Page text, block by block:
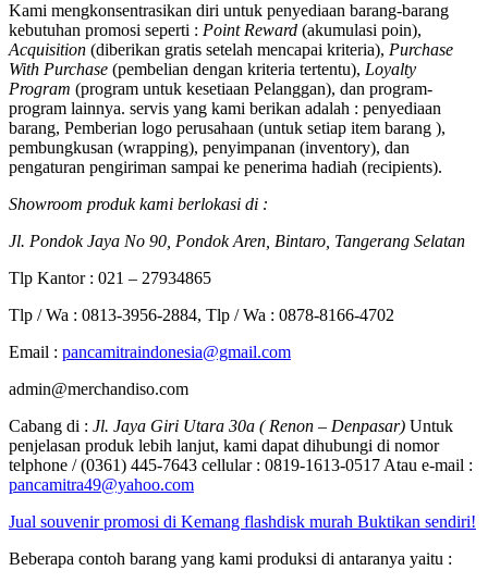
Kami mengkonsentrasikan diri untuk penyediaan barang-barang
kebutuhan promosi seperti : Point Reward (akumulasi poin),
Acquisition (diberikan gratis setelah mencapai kriteria), Purchase
With Purchase (pembelian dengan kriteria tertentu), Loyalty
Program (program untuk kesetiaan Pelanggan), dan program-
program lainnya. servis yang kami berikan adalah : penyediaan
barang, Pemberian logo perusahaan (untuk setiap item barang ),
pembungkusan (wrapping), penyimpanan (inventory), dan
pengaturan pengiriman sampai ke penerima hadiah (recipients).
Showroom produk kami berlokasi di :
Jl. Pondok Jaya No 90, Pondok Aren, Bintaro, Tangerang Selatan
Tlp Kantor : 021 – 27934865
Tlp / Wa : 0813-3956-2884, Tlp / Wa : 0878-8166-4702
Email : pancamitraindonesia@gmail.com
admin@merchandiso.com
Cabang di : Jl. Jaya Giri Utara 30a ( Renon – Denpasar) Untuk
penjelasan produk lebih lanjut, kami dapat dihubungi di nomor
telphone / (0361) 445-7643 cellular : 0819-1613-0517 Atau e-mail :
pancamitra49@yahoo.com
Jual souvenir promosi di Kemang flashdisk murah Buktikan sendiri!
Beberapa contoh barang yang kami produksi di antaranya yaitu :